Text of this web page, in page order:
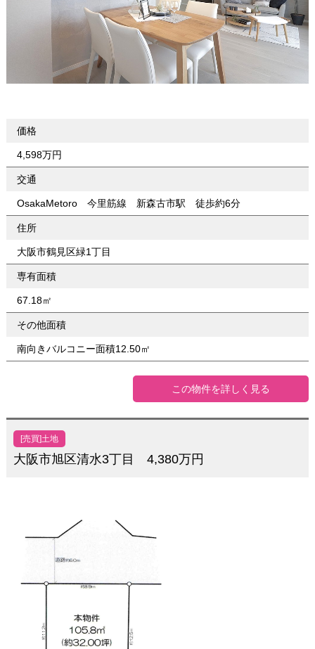
価格
4,598万円
交通
OsakaMetoro 今里筋線 新森古市駅 徒歩約6分
住所
大阪市鶴見区緑1丁目
専有面積
67.18㎡
その他面積
南向きバルコニー面積12.50㎡
この物件を詳しく見る
[売買]土地
大阪市旭区清水3丁目 4,380万円